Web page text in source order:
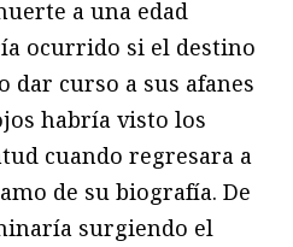
a una edad
ocurrido si el destino
curso a sus afanes
habría visto los
cuando regresara a
de su biografía. De
surgiendo el